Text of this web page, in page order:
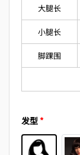
大腿长
小腿长
脚踝围
发型 *